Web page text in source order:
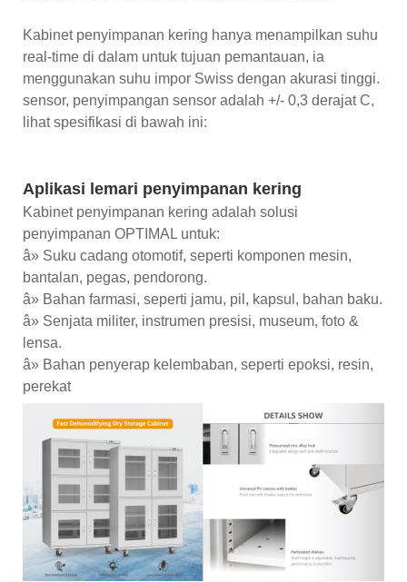
Kabinet penyimpanan kering hanya menampilkan suhu
real-time di dalam untuk tujuan pemantauan, ia
menggunakan suhu impor Swiss dengan akurasi tinggi.
sensor, penyimpangan sensor adalah +/- 0,3 derajat C,
lihat spesifikasi di bawah ini:
Aplikasi lemari penyimpanan kering
Kabinet penyimpanan kering adalah solusi
penyimpanan OPTIMAL untuk:
â» Suku cadang otomotif, seperti komponen mesin,
bantalan, pegas, pendorong.
â» Bahan farmasi, seperti jamu, pil, kapsul, bahan baku.
â» Senjata militer, instrumen presisi, museum, foto &
lensa.
â» Bahan penyerap kelembaban, seperti epoksi, resin,
perekat